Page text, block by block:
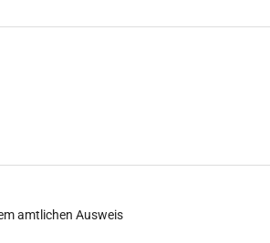
amtlichen Ausweis